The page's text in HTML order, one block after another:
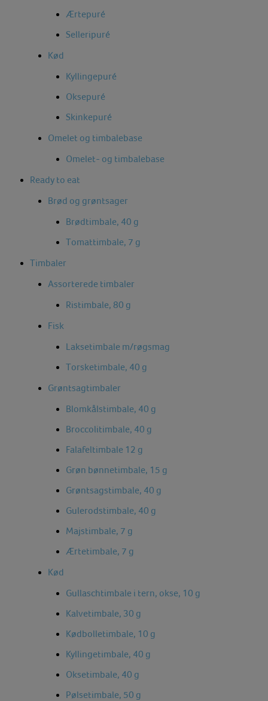
Ærtepuré
Selleripuré
Kød
Kyllingepuré
Oksepuré
Skinkepuré
Omelet og timbalebase
Omelet- og timbalebase
Ready to eat
Brød og grøntsager
Brødtimbale, 40 g
Tomattimbale, 7 g
Timbaler
Assorterede timbaler
Ristimbale, 80 g
Fisk
Laksetimbale m/røgsmag
Torsketimbale, 40 g
Grøntsagtimbaler
Blomkålstimbale, 40 g
Broccolitimbale, 40 g
Falafeltimbale 12 g
Grøn bønnetimbale, 15 g
Grøntsagstimbale, 40 g
Gulerodstimbale, 40 g
Majstimbale, 7 g
Ærtetimbale, 7 g
Kød
Gullaschtimbale i tern, okse, 10 g
Kalvetimbale, 30 g
Kødbolletimbale, 10 g
Kyllingetimbale, 40 g
Oksetimbale, 40 g
Pølsetimbale, 50 g